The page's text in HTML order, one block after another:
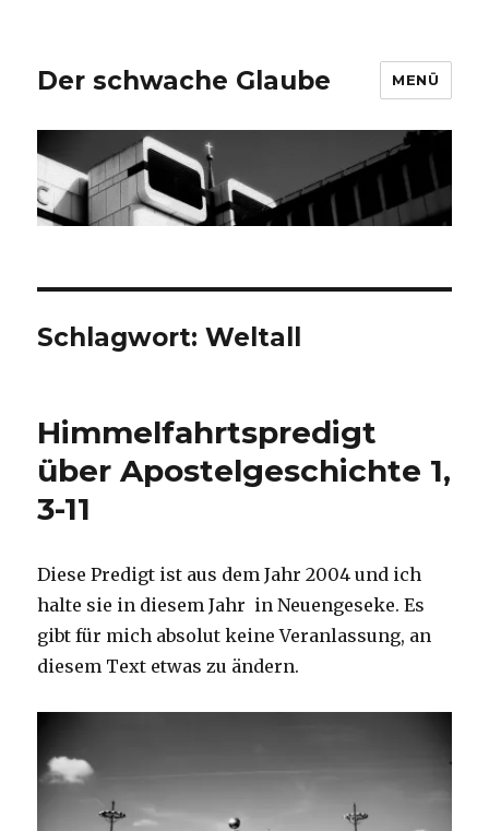
Der schwache Glaube MENÜ
Schlagwort:Weltall
Himmelfahrtspredigt
über Apostelgeschichte 1,
3-11
Diese Predigt ist aus dem Jahr 2004 und ich
halte sie in diesem Jahr in Neuengeseke. Es
gibt für mich absolut keine Veranlassung, an
diesem Text etwas zu ändern.